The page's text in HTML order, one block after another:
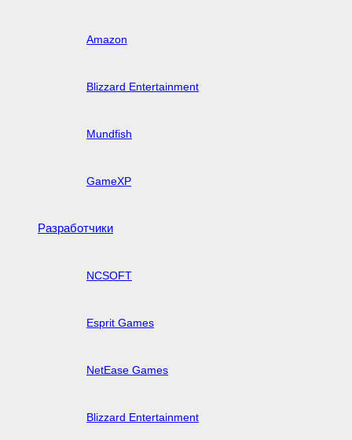
Amazon
Blizzard Entertainment
Mundfish
GameXP
Разработчики
NCSOFT
Esprit Games
NetEase Games
Blizzard Entertainment